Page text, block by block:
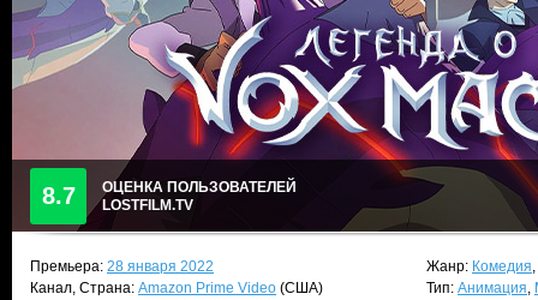
8.7
ОЦЕНКА ПОЛЬЗОВАТЕЛЕЙ
LOSTFILM.TV
Премьера: 28 января 2022
Канал, Страна: Amazon Prime Video (США)
Жанр: Комедия,
Тип: Анимация,